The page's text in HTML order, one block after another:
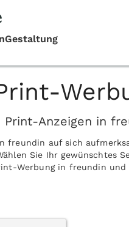
Print-Anzeigen in
freundin auf sich
Sie Ihr gewünschtes
Werbung in freundin